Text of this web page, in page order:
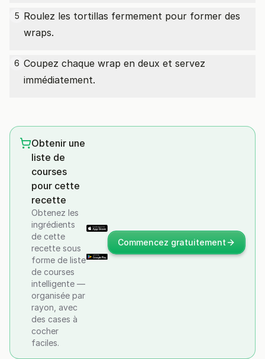
5 Roulez les tortillas fermement pour former des
wraps.
6 Coupez chaque wrap en deux et servez
immédiatement.
Obtenir une
liste de
courses
pour cette
recette
Obtenez les
ingrédients
de cette
recette sous
forme de liste
de courses
intelligente —
organisée par
rayon, avec
des cases à
cocher
faciles.
Commencez gratuitement